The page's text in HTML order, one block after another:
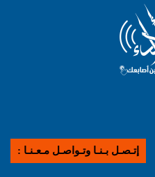
إتـصـل بـنـا وتـواصـل مـعـنـا :